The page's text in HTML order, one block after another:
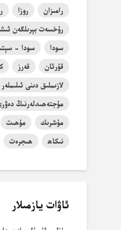
رامىزان
روزا
رۇخسەت بېرىلگەن
سودا
سودا -
قۇرئان
قەرز
لازىملىق دىنى ئىلىملەر
مۇجتەھىدلەرنىڭ
مۇشرىك
مۇھىت
نىكاھ
ھىجرەت
ئاۋات يازمىلار